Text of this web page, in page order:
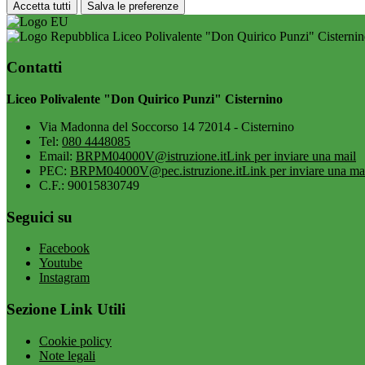
Accetta tutti Salva le preferenze
Liceo Polivalente "Don Quirico Punzi"
Contatti
Liceo Polivalente "Don Quirico Punzi" Cisternino
Via Madonna del Soccorso 14 72014 - Cisternino
Tel: 080 4448085
Email: BRPM04000V@istruzione.itLink per inviare una mail
PEC: BRPM04000V@pec.istruzione.itLink per inviare una
C.F.: 90015830749
Seguici su
Facebook
Youtube
Instagram
Sezione Link Utili
Cookie policy
Note legali